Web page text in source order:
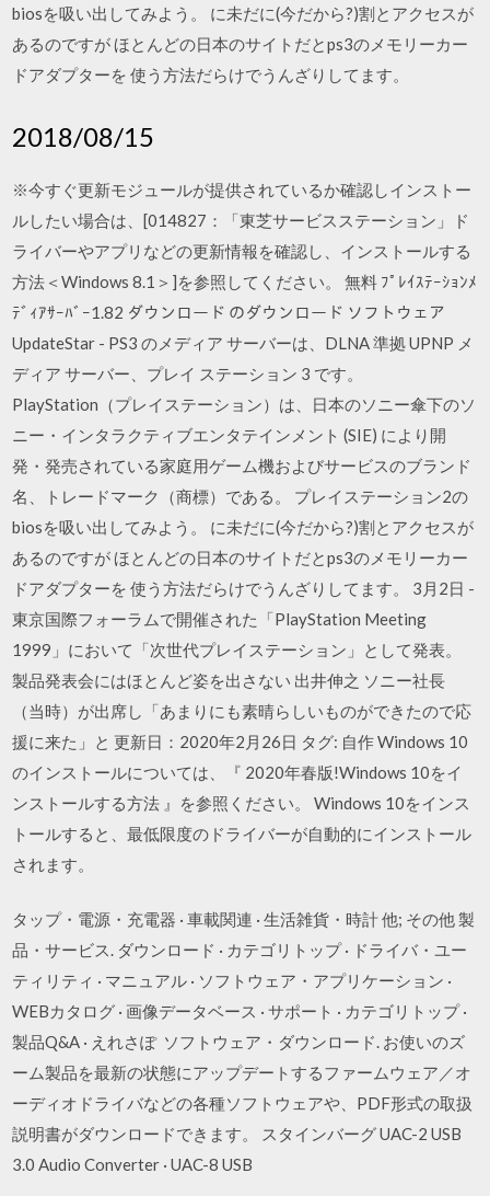
biosを吸い出してみよう。 に未だに(今だから?)割とアクセスが
あるのですが ほとんどの日本のサイトだとps3のメモリーカー
ドアダプターを 使う方法だらけでうんざりしてます。
2018/08/15
※今すぐ更新モジュールが提供されているか確認しインストー
ルしたい場合は、[014827：「東芝サービスステーション」ド
ライバーやアプリなどの更新情報を確認し、インストールする
方法＜Windows 8.1＞]を参照してください。 無料 ﾌﾟﾚｲｽﾃｰｼｮﾝﾒ
ﾃﾞｨｱｻｰﾊﾞｰ1.82 ダウンロード のダウンロード ソフトウェア
UpdateStar - PS3 のメディア サーバーは、DLNA 準拠 UPNP メ
ディア サーバー、プレイ ステーション 3 です。
PlayStation（プレイステーション）は、日本のソニー傘下のソ
ニー・インタラクティブエンタテインメント (SIE) により開
発・発売されている家庭用ゲーム機およびサービスのブランド
名、トレードマーク（商標）である。 プレイステーション2の
biosを吸い出してみよう。 に未だに(今だから?)割とアクセスが
あるのですが ほとんどの日本のサイトだとps3のメモリーカー
ドアダプターを 使う方法だらけでうんざりしてます。 3月2日 -
東京国際フォーラムで開催された「PlayStation Meeting
1999」において「次世代プレイステーション」として発表。
製品発表会にはほとんど姿を出さない 出井伸之 ソニー社長
（当時）が出席し「あまりにも素晴らしいものができたので応
援に来た」と 更新日：2020年2月26日 タグ: 自作 Windows 10
のインストールについては、『 2020年春版!Windows 10をイ
ンストールする方法 』を参照ください。 Windows 10をインス
トールすると、最低限度のドライバーが自動的にインストール
されます。
タップ・電源・充電器 · 車載関連 · 生活雑貨・時計 他; その他 製
品・サービス. ダウンロード · カテゴリトップ · ドライバ・ユー
ティリティ · マニュアル · ソフトウェア・アプリケーション ·
WEBカタログ · 画像データベース · サポート · カテゴリトップ ·
製品Q&A · えれさぽ ソフトウェア・ダウンロード. お使いのズ
ーム製品を最新の状態にアップデートするファームウェア／オ
ーディオドライバなどの各種ソフトウェアや、PDF形式の取扱
説明書がダウンロードできます。 スタインバーグ UAC-2 USB
3.0 Audio Converter · UAC-8 USB